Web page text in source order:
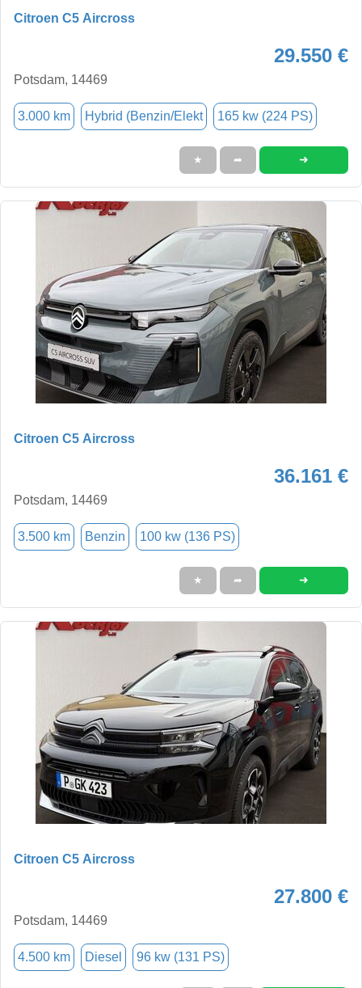
Citroen C5 Aircross
29.550 €
Potsdam, 14469
3.000 km Hybrid (Benzin/Elekt 165 kw (224 PS)
★ ➦ ➜
Citroen C5 Aircross
36.161 €
Potsdam, 14469
3.500 km Benzin 100 kw (136 PS)
★ ➦ ➜
Citroen C5 Aircross
27.800 €
Potsdam, 14469
4.500 km Diesel 96 kw (131 PS)